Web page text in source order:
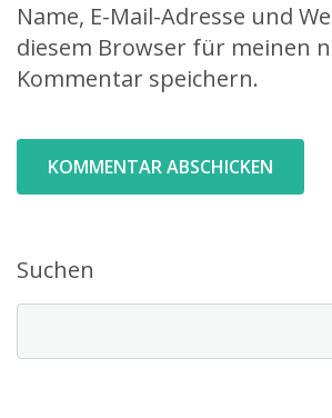
Name, E-Mail-Adresse und
diesem Browser für meinen
Kommentar speichern.
Suchen